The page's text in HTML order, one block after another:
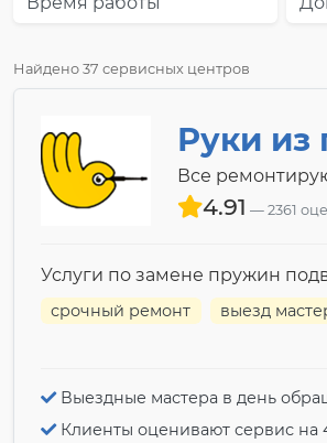
Найдено 37 сервисных центров
Руки из
Все
4.91 2361
Услуги по замене пружин
срочный ремонт выезд
Выездные мастера в день
Клиенты оценивают сервис на